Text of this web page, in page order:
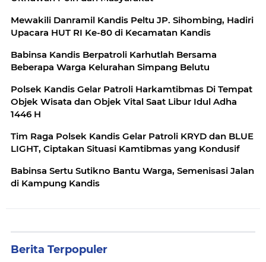
Mewakili Danramil Kandis Peltu JP. Sihombing, Hadiri
Upacara HUT RI Ke-80 di Kecamatan Kandis
Babinsa Kandis Berpatroli Karhutlah Bersama
Beberapa Warga Kelurahan Simpang Belutu
Polsek Kandis Gelar Patroli Harkamtibmas Di Tempat
Objek Wisata dan Objek Vital Saat Libur Idul Adha
1446 H
Tim Raga Polsek Kandis Gelar Patroli KRYD dan BLUE
LIGHT, Ciptakan Situasi Kamtibmas yang Kondusif
Babinsa Sertu Sutikno Bantu Warga, Semenisasi Jalan
di Kampung Kandis
Berita Terpopuler